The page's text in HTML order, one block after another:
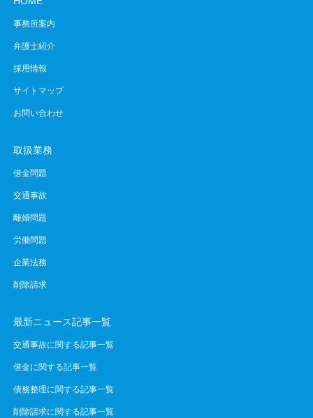
事務所案内
弁護士紹介
採用情報
サイトマップ
お問い合わせ
取扱業務
借金問題
交通事故
離婚問題
労働問題
企業法務
削除請求
最新ニュース記事一覧
交通事故に関する記事一覧
借金に関する記事一覧
債務整理に関する記事一覧
削除請求に関する記事一覧